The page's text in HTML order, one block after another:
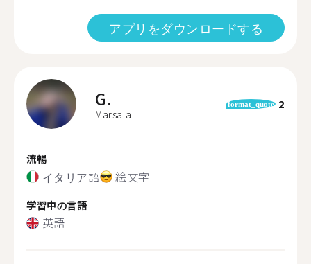
アプリをダウンロードする
G.
Marsala
format_quote 2
流暢
イタリア語 絵文字
学習中の言語
英語